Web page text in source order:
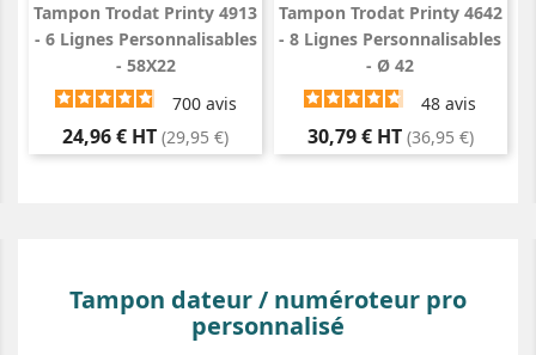
Tampon Trodat Printy 4913
- 6 Lignes Personnalisables
- 58X22
700 avis
Prix
24,96 € HT (29,95 €)
Tampon Trodat Printy 4642
- 8 Lignes Personnalisables
- Ø 42
48avis
Prix
30,79 € HT (36,95 €)
Tampon dateur / numéroteur pro
personnalisé